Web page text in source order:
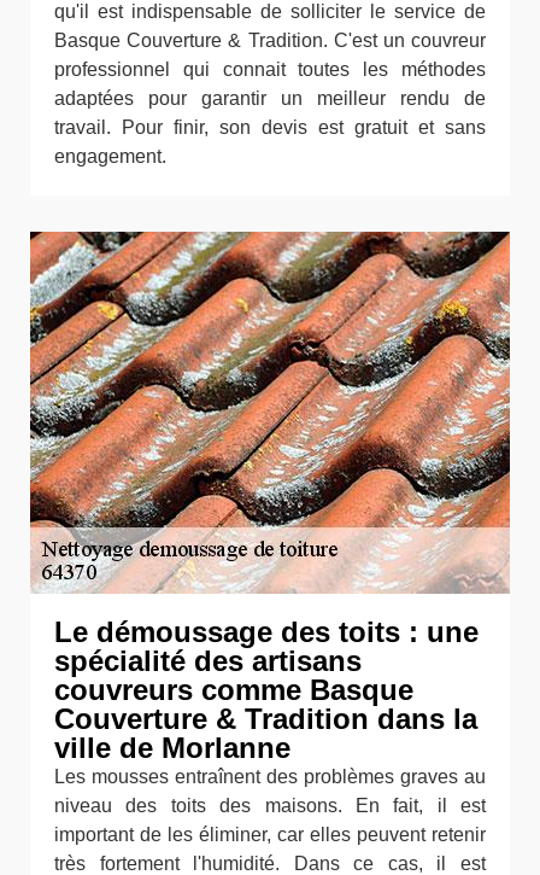
qu'il est indispensable de solliciter le service de
Basque Couverture & Tradition. C'est un couvreur
professionnel qui connait toutes les méthodes
adaptées pour garantir un meilleur rendu de
travail. Pour finir, son devis est gratuit et sans
engagement.
Le démoussage des toits : une
spécialité des artisans
couvreurs comme Basque
Couverture & Tradition dans la
ville de Morlanne
Les mousses entraînent des problèmes graves au
niveau des toits des maisons. En fait, il est
important de les éliminer, car elles peuvent retenir
très fortement l'humidité. Dans ce cas, il est